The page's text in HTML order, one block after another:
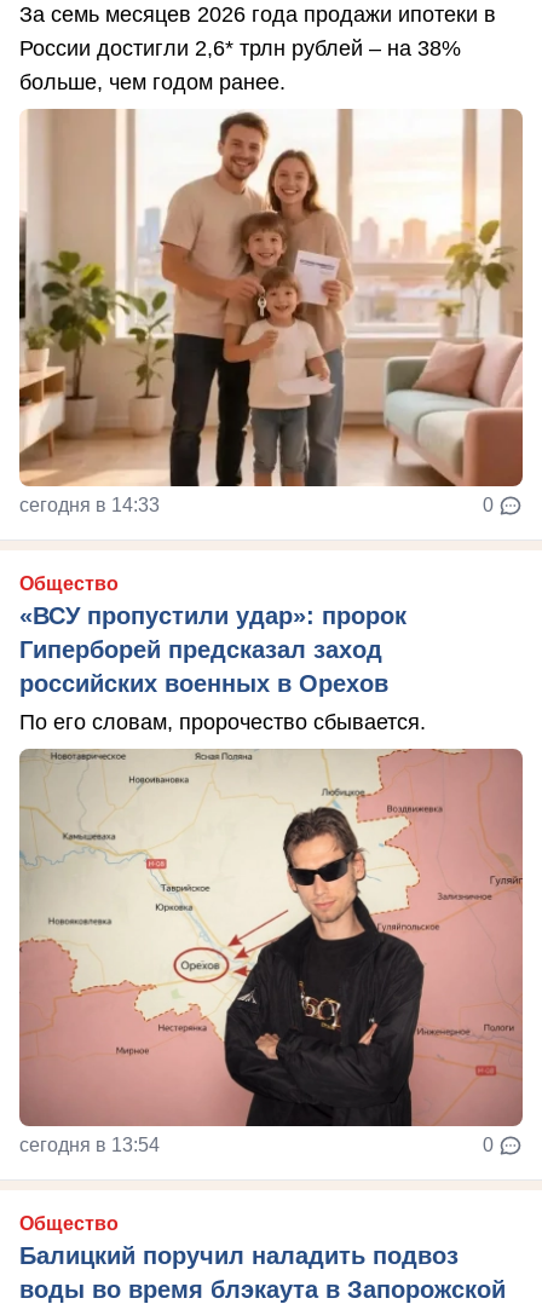
За семь месяцев 2026 года продажи ипотеки в
России достигли 2,6* трлн рублей – на 38%
больше, чем годом ранее.
сегодня в 14:33 0
Общество
«ВСУ пропустили удар»: пророк
Гиперборей предсказал заход
российских военных в Орехов
По его словам, пророчество сбывается.
сегодня в 13:54 0
Общество
Балицкий поручил наладить подвоз
воды во время блэкаута в Запорожской